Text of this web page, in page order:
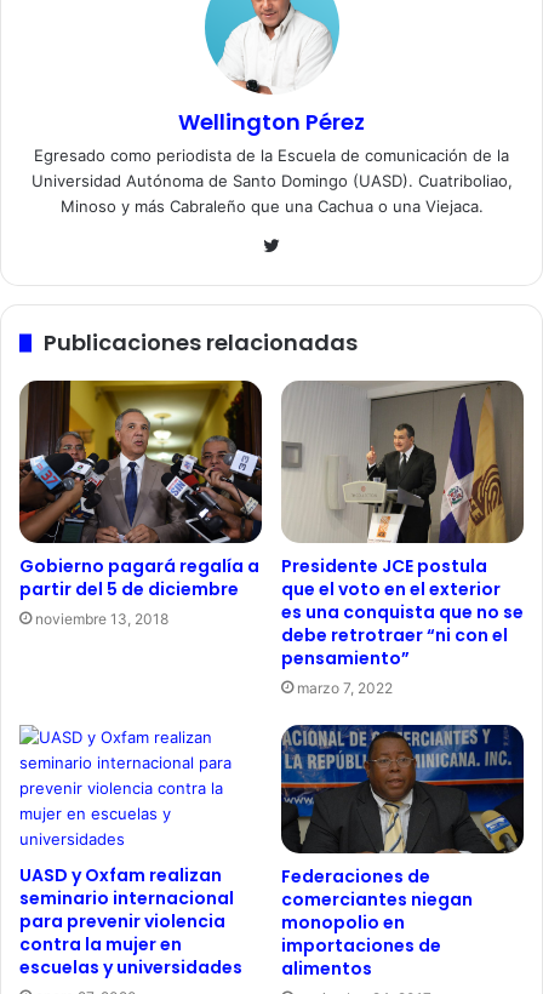
Wellington Pérez
Egresado como periodista de la Escuela de comunicación de la
Universidad Autónoma de Santo Domingo (UASD). Cuatriboliao,
Minoso y más Cabraleño que una Cachua o una Viejaca.
Twitter
Publicaciones relacionadas
Gobierno pagará regalía a
partir del 5 de diciembre
noviembre 13, 2018
Presidente JCE postula
que el voto en el exterior
es una conquista que no se
debe retrotraer “ni con el
pensamiento”
marzo 7, 2022
UASD y Oxfam realizan
seminario internacional
para prevenir violencia
contra la mujer en
escuelas y universidades
Federaciones de
comerciantes niegan
monopolio en
importaciones de
alimentos